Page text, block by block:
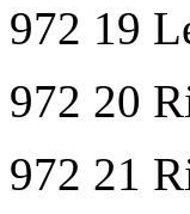
972 19
972 20
972 21